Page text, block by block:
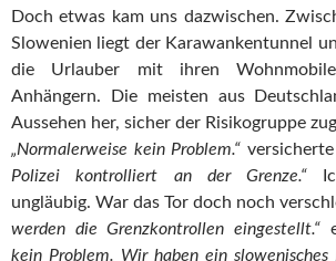
Doch etwas kam uns dazwischen.
Slowenien liegt der Karawankentunnel
die Urlauber mit ihren
Anhängern. Die meisten aus
Aussehen her, sicher der Risikogruppe
„Normalerweise kein Problem.“
Polizei kontrolliert an der Grenze.“
ungläubig. War das Tor doch noch
werden die Grenzkontrollen eingestellt.“
kein Problem. Wir haben ein slowenisches